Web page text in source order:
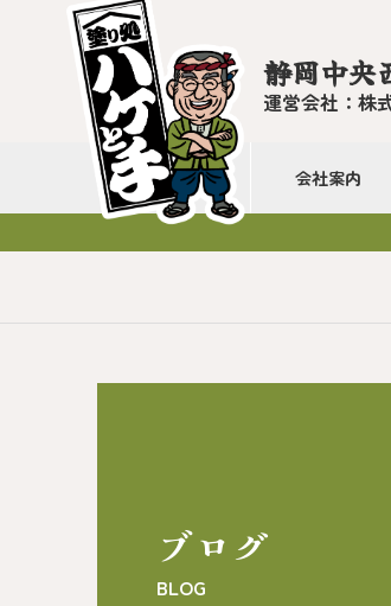
静岡中央
運営会社：株
会社案内
ブログ
BLOG